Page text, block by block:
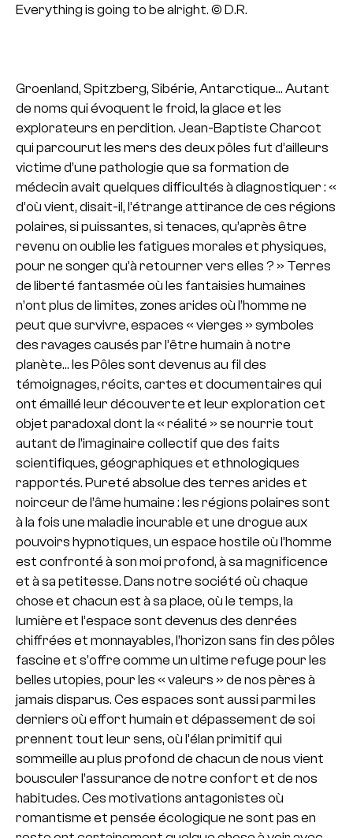
Everything is going to be alright. © D.R.
Groenland, Spitzberg, Sibérie, Antarctique… Autant
de noms qui évoquent le froid, la glace et les
explorateurs en perdition. Jean-Baptiste Charcot
qui parcourut les mers des deux pôles fut d’ailleurs
victime d’une pathologie que sa formation de
médecin avait quelques difficultés à diagnostiquer : «
d’où vient, disait-il, l’étrange attirance de ces régions
polaires, si puissantes, si tenaces, qu’après être
revenu on oublie les fatigues morales et physiques,
pour ne songer qu’à retourner vers elles ? » Terres
de liberté fantasmée où les fantaisies humaines
n’ont plus de limites, zones arides où l’homme ne
peut que survivre, espaces « vierges » symboles
des ravages causés par l’être humain à notre
planète… les Pôles sont devenus au fil des
témoignages, récits, cartes et documentaires qui
ont émaillé leur découverte et leur exploration cet
objet paradoxal dont la « réalité » se nourrie tout
autant de l’imaginaire collectif que des faits
scientifiques, géographiques et ethnologiques
rapportés. Pureté absolue des terres arides et
noirceur de l’âme humaine : les régions polaires sont
à la fois une maladie incurable et une drogue aux
pouvoirs hypnotiques, un espace hostile où l’homme
est confronté à son moi profond, à sa magnificence
et à sa petitesse. Dans notre société où chaque
chose et chacun est à sa place, où le temps, la
lumière et l’espace sont devenus des denrées
chiffrées et monnayables, l’horizon sans fin des pôles
fascine et s’offre comme un ultime refuge pour les
belles utopies, pour les « valeurs » de nos pères à
jamais disparus. Ces espaces sont aussi parmi les
derniers où effort humain et dépassement de soi
prennent tout leur sens, où l’élan primitif qui
sommeille au plus profond de chacun de nous vient
bousculer l’assurance de notre confort et de nos
habitudes. Ces motivations antagonistes où
romantisme et pensée écologique ne sont pas en